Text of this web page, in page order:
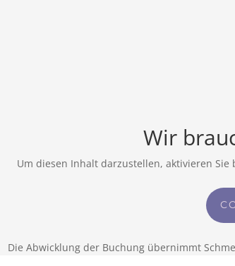
Wir
Um diesen Inhalt darzustellen, aktivieren Sie
Die Abwicklung der Buchung übernimmt